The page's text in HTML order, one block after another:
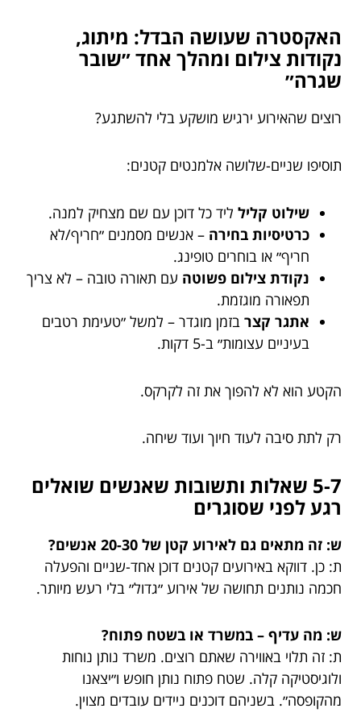
האקסטרה שעושה הבדל: מיתוג,
נקודות צילום ומהלך אחד ״שובר
שגרה״
רוצים שהאירוע ירגיש מושקע בלי להשתגע?
תוסיפו שניים-שלושה אלמנטים קטנים:
שילוט קליל ליד כל דוכן עם שם מצחיק למנה.
כרטיסיות בחירה – אנשים מסמנים ״חריף/לא
חריף״ או בוחרים טופינג.
נקודת צילום פשוטה עם תאורה טובה – לא צריך
תפאורה מוגזמת.
אתגר קצר בזמן מוגדר – למשל ״טעימת רטבים
בעיניים עצומות״ ב-5 דקות.
הקטע הוא לא להפוך את זה לקרקס.
רק לתת סיבה לעוד חיוך ועוד שיחה.
5-7 שאלות ותשובות שאנשים שואלים
רגע לפני שסוגרים
ש: זה מתאים גם לאירוע קטן של 20-30 אנשים?
ת: כן. דווקא באירועים קטנים דוכן אחד-שניים והפעלה
חכמה נותנים תחושה של אירוע ״גדול״ בלי רעש מיותר.
ש: מה עדיף – במשרד או בשטח פתוח?
ת: זה תלוי באווירה שאתם רוצים. משרד נותן נוחות
ולוגיסטיקה קלה. שטח פתוח נותן חופש ו״יצאנו
מהקופסה״. בשניהם דוכנים ניידים עובדים מצוין.